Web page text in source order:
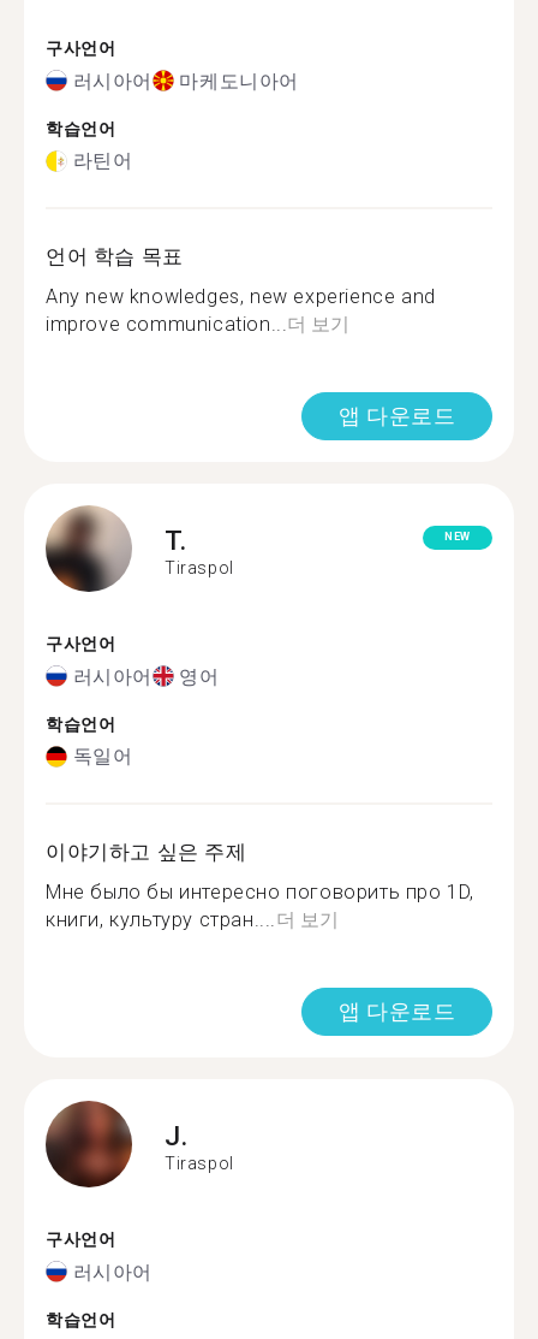
구사언어
러시아어 마케도니아어
학습언어
라틴어
언어 학습 목표
Any new knowledges, new experience and
improve communication...더 보기
앱 다운로드
T.
Tiraspol
NEW
구사언어
러시아어 영어
학습언어
독일어
이야기하고 싶은 주제
Мне было бы интересно поговорить про 1D,
книги, культуру стран....더 보기
앱 다운로드
J.
Tiraspol
구사언어
러시아어
학습언어